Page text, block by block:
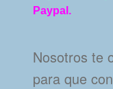
Paypal.
Nosotros te
para que